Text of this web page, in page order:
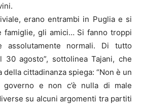
erano entrambi in Puglia e si
famiglie, gli amici… Si fanno troppi
assolutamente normali. Di tutto
30 agosto”, sottolinea Tajani, che
della cittadinanza spiega: “Non è un
governo e non c’è nulla di male
su alcuni argomenti tra partiti